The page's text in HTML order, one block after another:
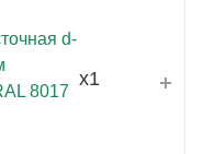
x1